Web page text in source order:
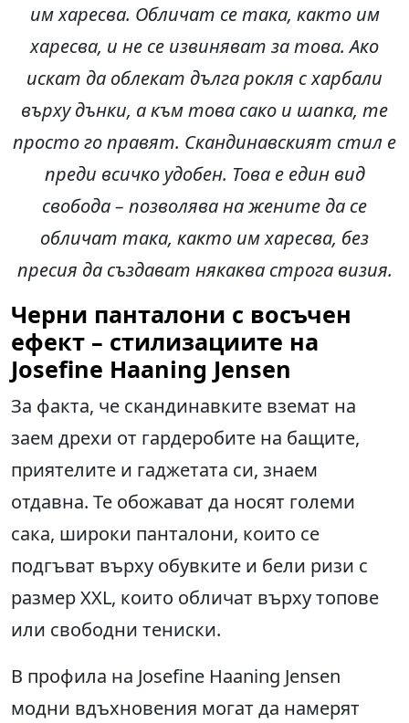
им харесва. Обличат се така, както им
харесва, и не се извиняват за това. Ако
искат да облекат дълга рокля с харбали
върху дънки, а към това сако и шапка, те
просто го правят. Скандинавският стил е
преди всичко удобен. Това е един вид
свобода – позволява на жените да се
обличат така, както им харесва, без
пресия да създават някаква строга визия.
Черни панталони с восъчен
ефект – стилизациите на
Josefine Haaning Jensen
За факта, че скандинавките вземат на
заем дрехи от гардеробите на бащите,
приятелите и гаджетата си, знаем
отдавна. Те обожават да носят големи
сака, широки панталони, които се
подгъват върху обувките и бели ризи с
размер XXL, които обличат върху топове
или свободни тениски.
В профила на Josefine Haaning Jensen
модни вдъхновения могат да намерят